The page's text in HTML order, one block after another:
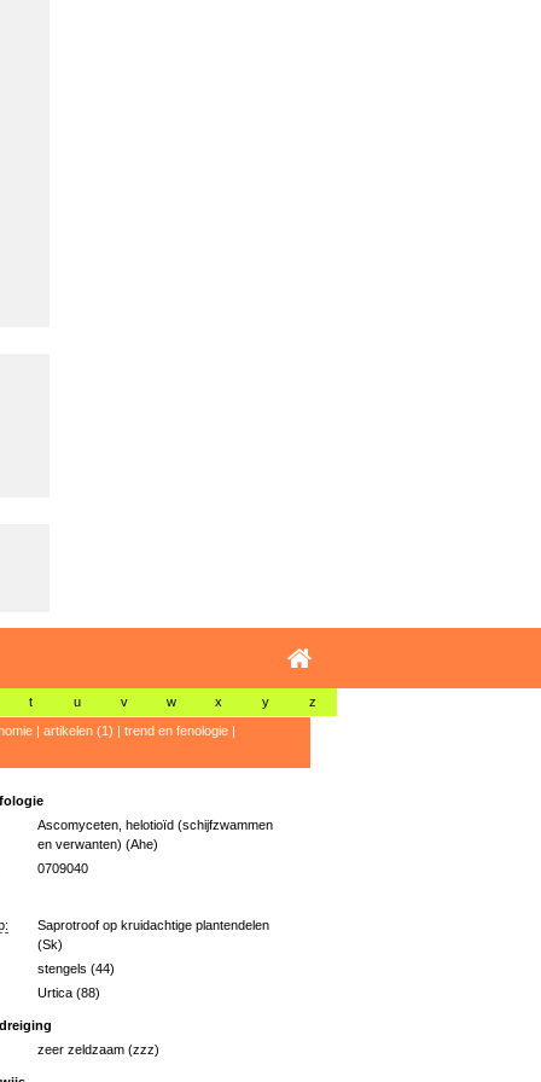
t u v w x y z
| artikelen (1) | trend en fenologie|
Ascomyceten, helotioïd (schijfzwammen
en verwanten) (Ahe)
0709040
Saprotroof op kruidachtige plantendelen
(Sk)
stengels (44)
Urtica (88)
zeer zeldzaam (zzz)